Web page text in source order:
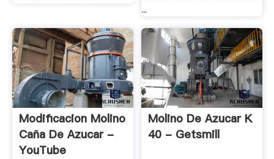
...
Modificacion Molino
Caña De Azucar -
YouTube
Molino De Azucar K
40 - Getsmill